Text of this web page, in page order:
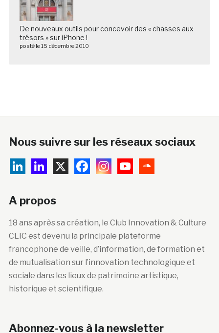
De nouveaux outils pour concevoir des « chasses aux
trésors » sur iPhone !
posté le 15 décembre 2010
Nous suivre sur les réseaux sociaux
A propos
18 ans après sa création, le Club Innovation & Culture
CLIC est devenu la principale plateforme
francophone de veille, d’information, de formation et
de mutualisation sur l’innovation technologique et
sociale dans les lieux de patrimoine artistique,
historique et scientifique.
Abonnez-vous à la newsletter